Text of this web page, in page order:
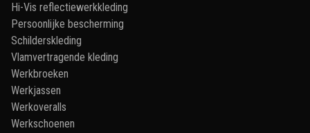
Hi-Vis reflectiewerkkleding
Persoonlijke bescherming
Schilderskleding
Vlamvertragende kleding
Werkbroeken
Werkjassen
Werkoveralls
Werkschoenen